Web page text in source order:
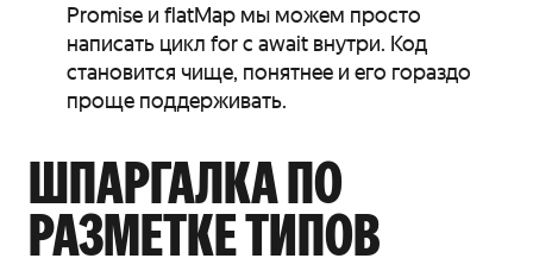
Promise и flatMap мы можем просто
написать цикл for с await внутри. Код
становится чище, понятнее и его гораздо
проще поддерживать.
ШПАРГАЛКА ПО
РАЗМЕТКЕ ТИПОВ